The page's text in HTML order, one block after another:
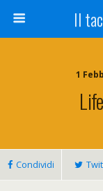
Il
1
Condividi